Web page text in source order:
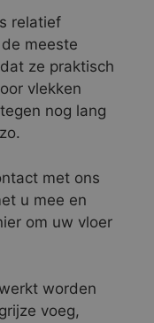
relatief
meeste
ze praktisch
vlekken
nog lang
met ons
u mee en
om uw vloer
worden
voeg,